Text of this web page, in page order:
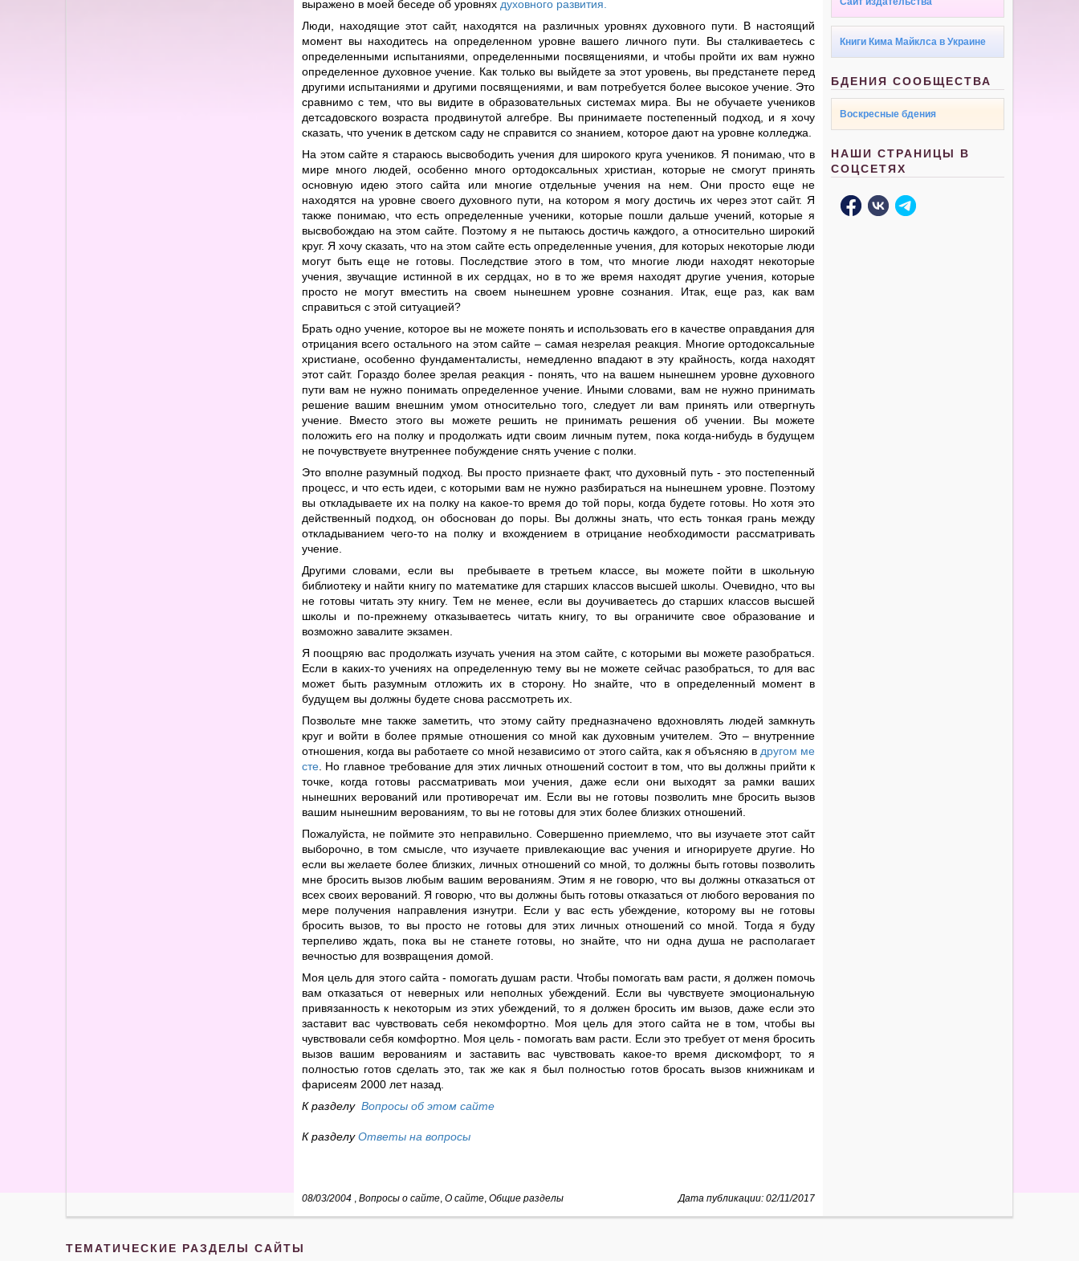
выражено в моей беседе об уровнях духовного развития.
Люди, находящие этот сайт, находятся на различных уровнях духовного пути. В настоящий
момент вы находитесь на определенном уровне вашего личного пути. Вы сталкиваетесь с
определенными испытаниями, определенными посвящениями, и чтобы пройти их вам нужно
определенное духовное учение. Как только вы выйдете за этот уровень, вы предстанете перед
другими испытаниями и другими посвящениями, и вам потребуется более высокое учение. Это
сравнимо с тем, что вы видите в образовательных системах мира. Вы не обучаете учеников
детсадовского возраста продвинутой алгебре. Вы принимаете постепенный подход, и я хочу
сказать, что ученик в детском саду не справится со знанием, которое дают на уровне колледжа.
На этом сайте я стараюсь высвободить учения для широкого круга учеников. Я понимаю, что в
мире много людей, особенно много ортодоксальных христиан, которые не смогут принять
основную идею этого сайта или многие отдельные учения на нем. Они просто еще не
находятся на уровне своего духовного пути, на котором я могу достичь их через этот сайт. Я
также понимаю, что есть определенные ученики, которые пошли дальше учений, которые я
высвобождаю на этом сайте. Поэтому я не пытаюсь достичь каждого, а относительно широкий
круг. Я хочу сказать, что на этом сайте есть определенные учения, для которых некоторые люди
могут быть еще не готовы. Последствие этого в том, что многие люди находят некоторые
учения, звучащие истинной в их сердцах, но в то же время находят другие учения, которые
просто не могут вместить на своем нынешнем уровне сознания. Итак, еще раз, как вам
справиться с этой ситуацией?
Брать одно учение, которое вы не можете понять и использовать его в качестве оправдания для
отрицания всего остального на этом сайте – самая незрелая реакция. Многие ортодоксальные
христиане, особенно фундаменталисты, немедленно впадают в эту крайность, когда находят
этот сайт. Гораздо более зрелая реакция - понять, что на вашем нынешнем уровне духовного
пути вам не нужно понимать определенное учение. Иными словами, вам не нужно принимать
решение вашим внешним умом относительно того, следует ли вам принять или отвергнуть
учение. Вместо этого вы можете решить не принимать решения об учении. Вы можете
положить его на полку и продолжать идти своим личным путем, пока когда-нибудь в будущем
не почувствуете внутреннее побуждение снять учение с полки.
Это вполне разумный подход. Вы просто признаете факт, что духовный путь - это постепенный
процесс, и что есть идеи, с которыми вам не нужно разбираться на нынешнем уровне. Поэтому
вы откладываете их на полку на какое-то время до той поры, когда будете готовы. Но хотя это
действенный подход, он обоснован до поры. Вы должны знать, что есть тонкая грань между
откладыванием чего-то на полку и вхождением в отрицание необходимости рассматривать
учение.
Другими словами, если вы пребываете в третьем классе, вы можете пойти в школьную
библиотеку и найти книгу по математике для старших классов высшей школы. Очевидно, что вы
не готовы читать эту книгу. Тем не менее, если вы доучиваетесь до старших классов высшей
школы и по-прежнему отказываетесь читать книгу, то вы ограничите свое образование и
возможно завалите экзамен.
Я поощряю вас продолжать изучать учения на этом сайте, с которыми вы можете разобраться.
Если в каких-то учениях на определенную тему вы не можете сейчас разобраться, то для вас
может быть разумным отложить их в сторону. Но знайте, что в определенный момент в
будущем вы должны будете снова рассмотреть их.
Позвольте мне также заметить, что этому сайту предназначено вдохновлять людей замкнуть
круг и войти в более прямые отношения со мной как духовным учителем. Это – внутренние
отношения, когда вы работаете со мной независимо от этого сайта, как я объясняю вдругом ме
сте. Но главное требование для этих личных отношений состоит в том, что вы должны прийти к
точке, когда готовы рассматривать мои учения, даже если они выходят за рамки ваших
нынешних верований или противоречат им. Если вы не готовы позволить мне бросить вызов
вашим нынешним верованиям, то вы не готовы для этих более близких отношений.
Пожалуйста, не поймите это неправильно. Совершенно приемлемо, что вы изучаете этот сайт
выборочно, в том смысле, что изучаете привлекающие вас учения и игнорируете другие. Но
если вы желаете более близких, личных отношений со мной, то должны быть готовы позволить
мне бросить вызов любым вашим верованиям. Этим я не говорю, что вы должны отказаться от
всех своих верований. Я говорю, что вы должны быть готовы отказаться от любого верования по
мере получения направления изнутри. Если у вас есть убеждение, которому вы не готовы
бросить вызов, то вы просто не готовы для этих личных отношений со мной. Тогда я буду
терпеливо ждать, пока вы не станете готовы, но знайте, что ни одна душа не располагает
вечностью для возвращения домой.
Моя цель для этого сайта - помогать душам расти. Чтобы помогать вам расти, я должен помочь
вам отказаться от неверных или неполных убеждений. Если вы чувствуете эмоциональную
привязанность к некоторым из этих убеждений, то я должен бросить им вызов, даже если это
заставит вас чувствовать себя некомфортно. Моя цель для этого сайта не в том, чтобы вы
чувствовали себя комфортно. Моя цель - помогать вам расти. Если это требует от меня бросить
вызов вашим верованиям и заставить вас чувствовать какое-то время дискомфорт, то я
полностью готов сделать это, так же как я был полностью готов бросать вызов книжникам и
фарисеям 2000 лет назад.
К разделу Вопросы об этом сайте
К разделуОтветы на вопросы
08/03/2004 Дата публикации: 02/11/2017
, Вопросы о сайте, О сайте, Общие разделы
Книги Кима Майклса в Украине
БДЕНИЯ СООБЩЕСТВА
Воскресные бдения
НАШИ СТРАНИЦЫ В
СОЦСЕТЯХ
ТЕМАТИЧЕСКИЕ РАЗДЕЛЫ САЙТЫ